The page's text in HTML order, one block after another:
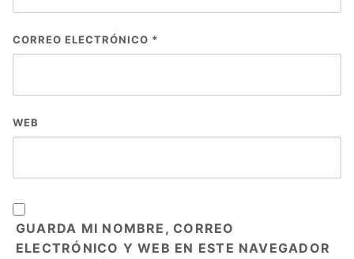
CORREO ELECTRÓNICO *
WEB
GUARDA MI NOMBRE, CORREO
ELECTRÓNICO Y WEB EN ESTE NAVEGADOR